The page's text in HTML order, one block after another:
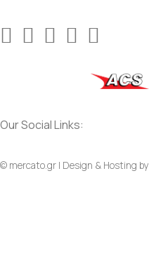
Our Social Links:
© mercato.gr | Design & Hosting by